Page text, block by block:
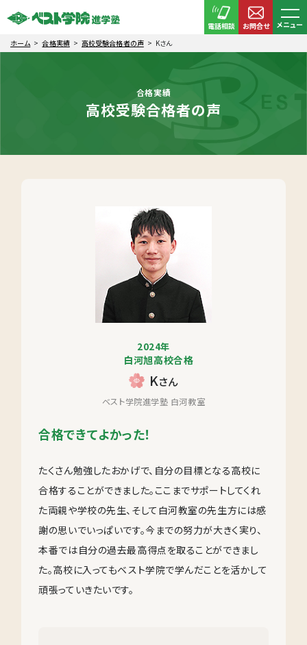
電話相談 お問合せ
メニュー
ホーム
合格実績 高校受験合格者の声 Kさん
合格実績
高校受験合格者の声
2024年
白河旭高校合格
Kさん
ベスト学院進学塾 白河教室
合格できてよかった！
たくさん勉強したおかげで、自分の目標となる高校に
合格することができました。ここまでサポートしてくれ
た両親や学校の先生、そして白河教室の先生方には感
謝の思いでいっぱいです。今までの努力が大きく実り、
本番では自分の過去最高得点を取ることができまし
た。高校に入ってもベスト学院で学んだことを活かして
頑張っていきたいです。